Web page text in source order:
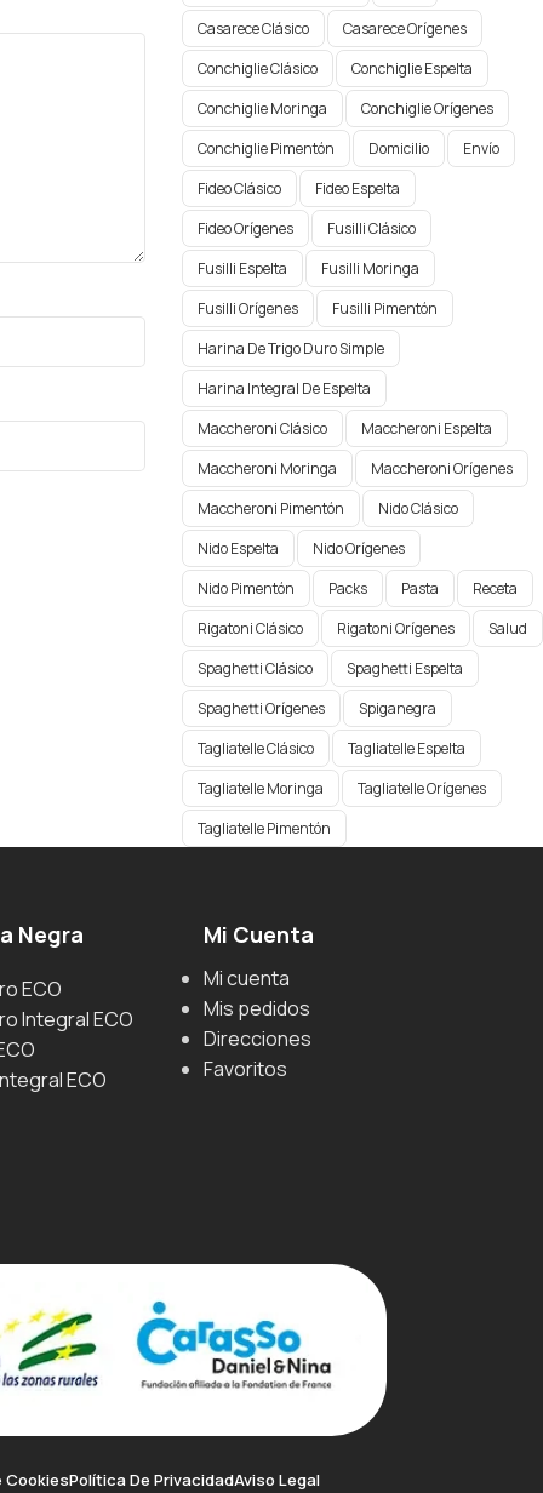
Casarece Clásico
Casarece Orígenes
Conchiglie Clásico
Conchiglie Espelta
Conchiglie Moringa
Conchiglie Orígenes​
Conchiglie Pimentón
Domicilio
Envío
Fideo Clásico
Fideo Espelta
Fideo Orígenes
Fusilli Clásico
Fusilli Espelta
Fusilli Moringa
Fusilli Orígenes​
Fusilli Pimentón
Harina De Trigo Duro Simple
Harina Integral De Espelta
Maccheroni Clásico
Maccheroni Espelta
Maccheroni Moringa
Maccheroni Orígenes​
Maccheroni Pimentón
Nido Clásico
Nido Espelta
Nido Orígenes
Nido Pimentón
Packs Pasta
Receta
Rigatoni Clásico
Rigatoni Orígenes
Salud
Spaghetti Clásico
Spaghetti Espelta
Spaghetti Orígenes​
Spiganegra
Tagliatelle Clásico
Tagliatelle Espelta
Tagliatelle Moringa
Tagliatelle Orígenes
Tagliatelle Pimentón
Negra
ECO
Integral ECO
ECO
Mi Cuenta
Mi cuenta
Mis pedidos
Direcciones
Favoritos
CookiesPolítica De PrivacidadAviso Legal